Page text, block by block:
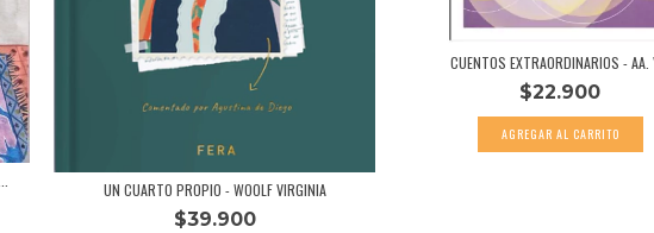
UN CUARTO PROPIO - WOOLF VIRGINIA
$39.900
CUENTOS EXTRAORDINARIOS - AA.
$22.900